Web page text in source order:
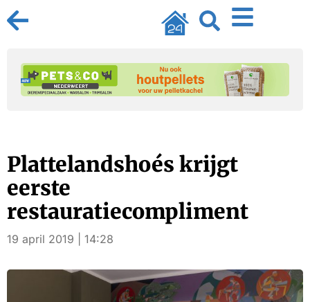
Plattelandshoés krijgt
eerste
restauratiecompliment
19 april 2019 | 14:28